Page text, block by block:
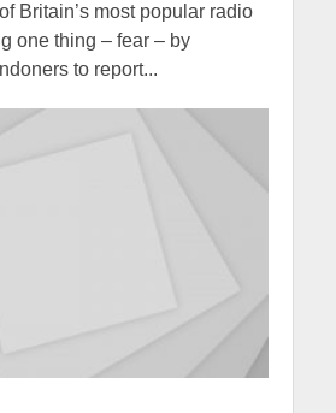
Britain’s most popular radio
one thing – fear – by
to report...